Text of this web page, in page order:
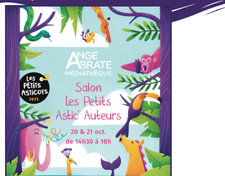
Consulter le programme du salon
pour faire votre choix !